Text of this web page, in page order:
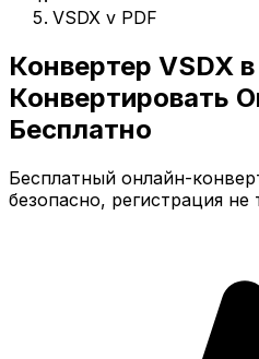
VSDX v PDF
Конвертер VSDX
Конвертировать
Бесплатно
Бесплатный онлайн-
безопасно, регистрация не